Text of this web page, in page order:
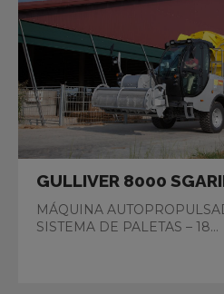
GULLIVER 8000
MÁQUINA
SISTEMA DE PALETAS – 18...